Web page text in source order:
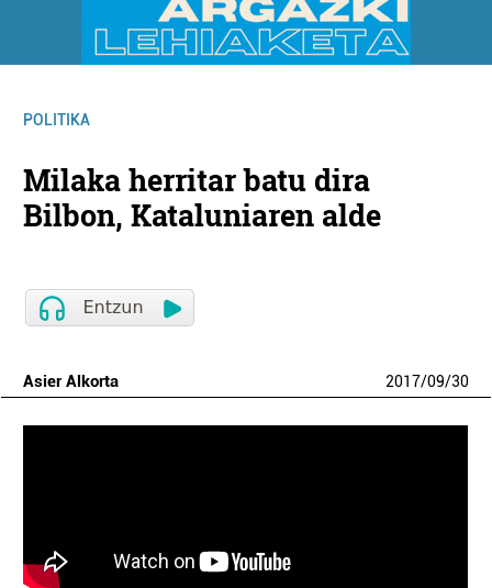
POLITIKA
Milaka herritar batu dira
Bilbon, Kataluniaren alde
Asier Alkorta 2017/09/30